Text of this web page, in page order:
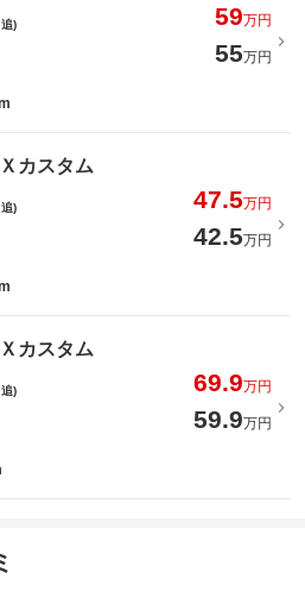
)
59万円
55万円
カスタム
)
47.5万円
42.5万円
カスタム
)
69.9万円
59.9万円